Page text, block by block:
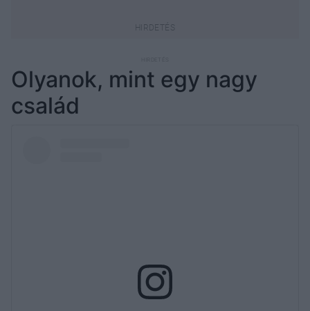
Olyanok, mint egy nagy
család